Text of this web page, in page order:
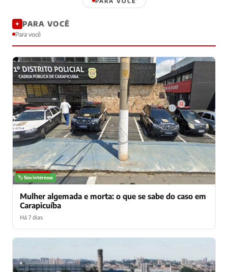
✦ PARA VOCÊ
Para você
NOTÍCIAS
🏷️ Seu interesse
Mulher algemada e morta: o que se sabe do caso em
Carapicuíba
Há 7 dias